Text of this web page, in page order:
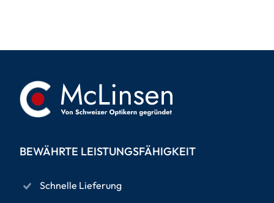
BEWÄHRTE LEISTUNGSFÄHIGKEIT
Schnelle Lieferung